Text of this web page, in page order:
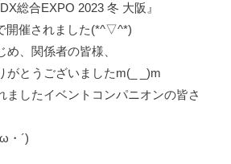
総合EXPO 2023 冬 大阪』
開催されました(*^▽^*)
、関係者の皆様、
がとうございましたm(_ _)m
ましたイベントコンパニオンの皆さ
´)ゞ